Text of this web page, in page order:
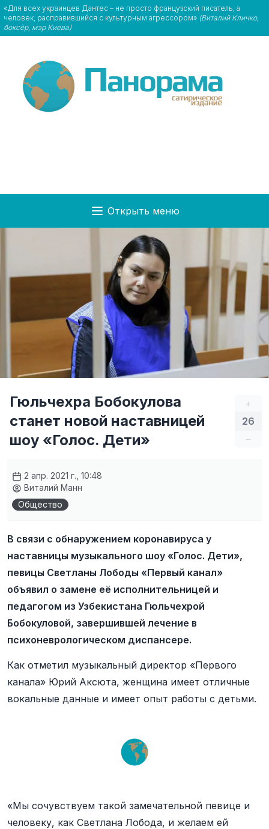
«Для всех украинцев Дантес – не просто французский писатель, а
человек, расправившийся с культурным агрессором» (Виталий Кличко,
боксёр, мэр Киева)
Открыть меню
+
26
–
Гюльчехра Бобокулова
станет новой наставницей
шоу «Голос. Дети»
2 апр. 2021 г., 10:48
Виталий Манн
Общество
В связи с обнаружением коронавируса у
наставницы музыкального шоу «Голос. Дети»,
певицы Светланы Лободы «Первый канал»
объявил о замене её исполнительницей и
педагогом из Узбекистана Гюльчехрой
Бобокуловой, завершившей лечение в
психоневрологическом диспансере.
Как отметил музыкальный директор «Первого
канала» Юрий Аксюта, женщина имеет отличные
вокальные данные и имеет опыт работы с детьми.
«Мы сочувствуем такой замечательной певице и
человеку, как Светлана Лобода, и желаем ей